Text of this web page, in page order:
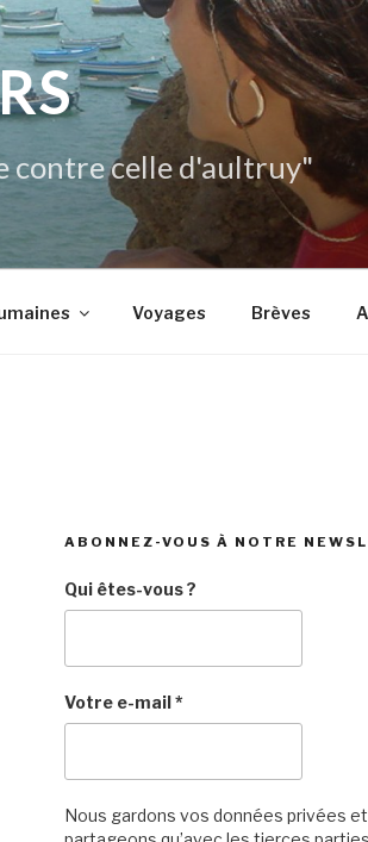
contre celle d'aultruy"
Voyages Brèves
ABONNEZ-VOUS À NOTRE
Qui êtes-vous ?
Votre e-mail*
Nous gardons vos données privées